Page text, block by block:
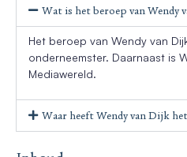
Wat is het beroep van Wendy
Het beroep van Wendy van
onderneemster. Daarnaast is
Mediawereld.
Waar heeft Wendy van Dijk